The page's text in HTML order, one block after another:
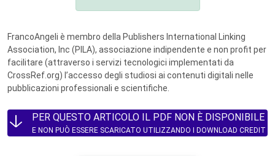
FrancoAngeli è membro della Publishers International Linking
Association, Inc (PILA), associazione indipendente e non profit per
facilitare (attraverso i servizi tecnologici implementati da
CrossRef.org) l’accesso degli studiosi ai contenuti digitali nelle
pubblicazioni professionali e scientifiche.
PER QUESTO ARTICOLO IL PDF NON È DISPONIBILE
E NON PUÒ ESSERE SCARICATO UTILIZZANDO I DOWNLOAD CREDIT